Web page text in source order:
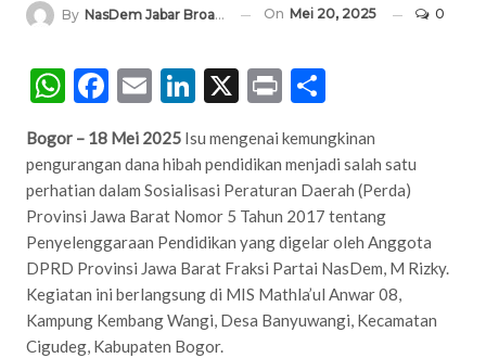
By NasDem Jabar Broadcasting Network On Mei 20, 2025 0
WhatsApp
Facebook
EmailLinkedIn
X Print
Bogor – 18 Mei 2025 Isu mengenai kemungkinan
pengurangan dana hibah pendidikan menjadi salah satu
perhatian dalam Sosialisasi Peraturan Daerah (Perda)
Provinsi Jawa Barat Nomor 5 Tahun 2017 tentang
Penyelenggaraan Pendidikan yang digelar oleh Anggota
DPRD Provinsi Jawa Barat Fraksi Partai NasDem, M Rizky.
Kegiatan ini berlangsung di MIS Mathla’ul Anwar 08,
Kampung Kembang Wangi, Desa Banyuwangi, Kecamatan
Cigudeg, Kabupaten Bogor.